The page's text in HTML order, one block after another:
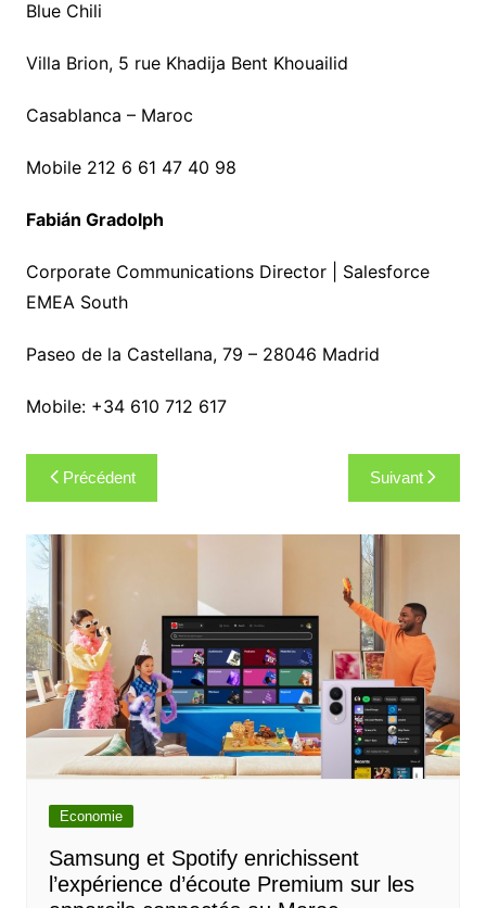
Blue Chili
Villa Brion, 5 rue Khadija Bent Khouailid
Casablanca – Maroc
Mobile 212 6 61 47 40 98
Fabián Gradolph
Corporate Communications Director | Salesforce
EMEA South
Paseo de la Castellana, 79 – 28046 Madrid
Mobile: +34 610 712 617
Navigation
de
l’article
Précédent Suivant
Economie
Samsung et Spotify enrichissent
l’expérience d’écoute Premium sur les